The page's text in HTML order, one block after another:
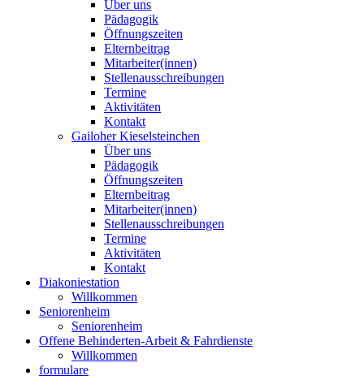
Über uns
Pädagogik
Öffnungszeiten
Elternbeitrag
Mitarbeiter(innen)
Stellenausschreibungen
Termine
Aktivitäten
Kontakt
Gailoher Kieselsteinchen
Über uns
Pädagogik
Öffnungszeiten
Elternbeitrag
Mitarbeiter(innen)
Stellenausschreibungen
Termine
Aktivitäten
Kontakt
Diakoniestation
Willkommen
Seniorenheim
Seniorenheim
Offene Behinderten-Arbeit & Fahrdienste
Willkommen
formulare